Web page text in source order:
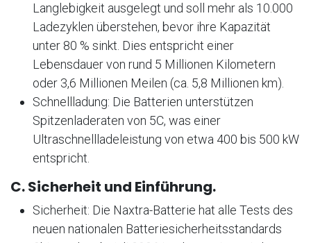
Langlebigkeit ausgelegt und soll mehr als 10.000
Ladezyklen überstehen, bevor ihre Kapazität
unter 80 % sinkt. Dies entspricht einer
Lebensdauer von rund 5 Millionen Kilometern
oder 3,6 Millionen Meilen (ca. 5,8 Millionen km).
Schnellladung: Die Batterien unterstützen
Spitzenladeraten von 5C, was einer
Ultraschnellladeleistung von etwa 400 bis 500 kW
entspricht.
C. Sicherheit und Einführung.
Sicherheit: Die Naxtra-Batterie hat alle Tests des
neuen nationalen Batteriesicherheitsstandards